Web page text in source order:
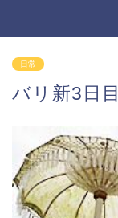
日常
バリ新3日目